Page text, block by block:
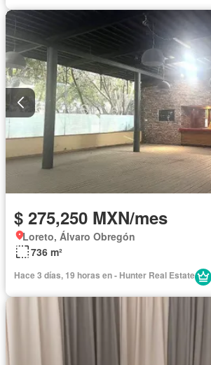
$ 275,250 MXN/mes
Loreto, Álvaro Obregón
736 m²
Hace 3 días, 19 horas en - Hunter Real Estate